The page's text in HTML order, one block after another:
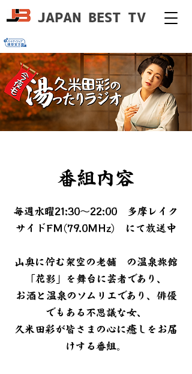
JAPAN BEST TV
​番組内容
毎週水曜21:30〜22:00
多摩レイク
サイドFM(79.0MHz) にて放送中
山奥に佇む架空の老舗 の温泉旅館
「花影」を舞台に芸者であり、
お酒と温泉のソムリエであり、俳優
でもある不思議な女、
久米田彩が皆さまの心に癒しをお届
けする番組。